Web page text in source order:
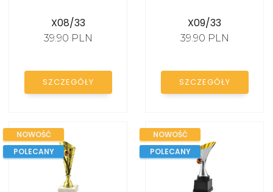
Puchary zimowe
Puchary szkoła
Puchary służba zdrowia
X08/33
39.90 PLN
SZCZEGÓŁY
X09/33
39.90 PLN
SZCZEGÓŁY
NOWOŚĆ
POLECANY
NOWOŚĆ
POLECANY